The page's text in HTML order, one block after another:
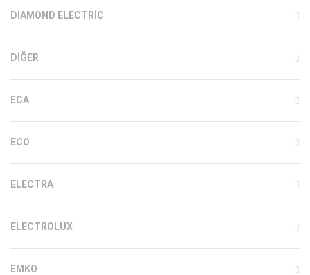
DIAMOND ELECTRIC
DIĞER
ECA
ECO
ELECTRA
ELECTROLUX
EMKO